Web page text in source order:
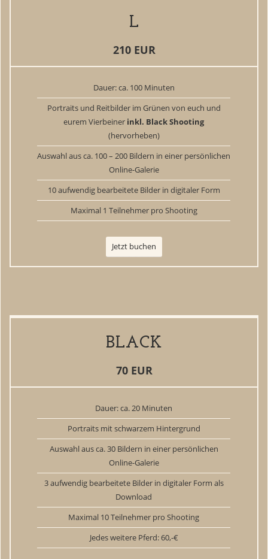
L
210 EUR
Dauer: ca. 100 Minuten
Portraits und Reitbilder im Grünen von euch und
eurem Vierbeiner inkl. Black Shooting
(hervorheben)
Auswahl aus ca. 100 – 200 Bildern in einer persönlichen
Online-Galerie
10 aufwendig bearbeitete Bilder in digitaler Form
Maximal 1 Teilnehmer pro Shooting
Jetzt buchen
BLACK
70 EUR
Dauer: ca. 20 Minuten
Portraits mit schwarzem Hintergrund
Auswahl aus ca. 30 Bildern in einer persönlichen
Online-Galerie
3 aufwendig bearbeitete Bilder in digitaler Form als
Download
Maximal 10 Teilnehmer pro Shooting
Jedes weitere Pferd: 60,-€